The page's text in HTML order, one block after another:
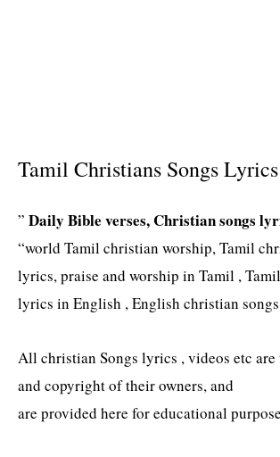
Tamil Christians Songs Lyrics
” Daily Bible verses, Christian songs
“world Tamil christian worship, Tamil
lyrics, praise and worship in Tamil ,
lyrics in English , English christian
All christian Songs lyrics , videos etc
and copyright of their owners, and
are provided here for educational